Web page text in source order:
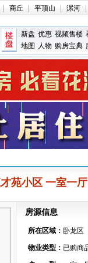
| 商丘 | 平顶山 | 漯河 |
新盘 优惠 视频售楼
地图 人物 购房宝典
苑小区 一室一
房源信息
所在区域： 卧龙区
物业类型： 已购商